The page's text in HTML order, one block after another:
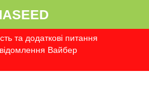
та додаткові питання
Вайбер